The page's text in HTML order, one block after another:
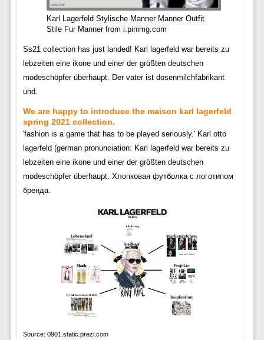
Karl Lagerfeld Stylische Manner Manner Outfit
Stile Fur Manner from i.pinimg.com
Ss21 collection has just landed! Karl lagerfeld war bereits zu
lebzeiten eine ikone und einer der größten deutschen
modeschöpfer überhaupt. Der vater ist dosenmilchfabrikant
und.
We are happy to introduce the maison karl lagerfeld
spring 2021 collection.
'fashion is a game that has to be played seriously.' Karl otto
lagerfeld (german pronunciation: Karl lagerfeld war bereits zu
lebzeiten eine ikone und einer der größten deutschen
modeschöpfer überhaupt. Хлопковая футболка с логотипом
бренда.
Source: 0901.static.prezi.com